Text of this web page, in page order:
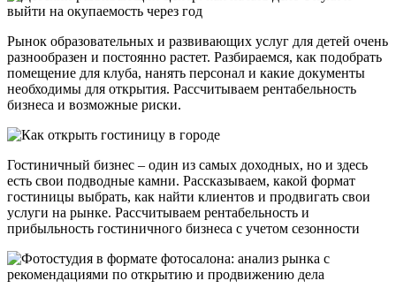
Рынок образовательных и развивающих услуг для детей очень
разнообразен и постоянно растет. Разбираемся, как подобрать
помещение для клуба, нанять персонал и какие документы
необходимы для открытия. Рассчитываем рентабельность
бизнеса и возможные риски.
Гостиничный бизнес – один из самых доходных, но и здесь
есть свои подводные камни. Рассказываем, какой формат
гостиницы выбрать, как найти клиентов и продвигать свои
услуги на рынке. Рассчитываем рентабельность и
прибыльность гостиничного бизнеса с учетом сезонности